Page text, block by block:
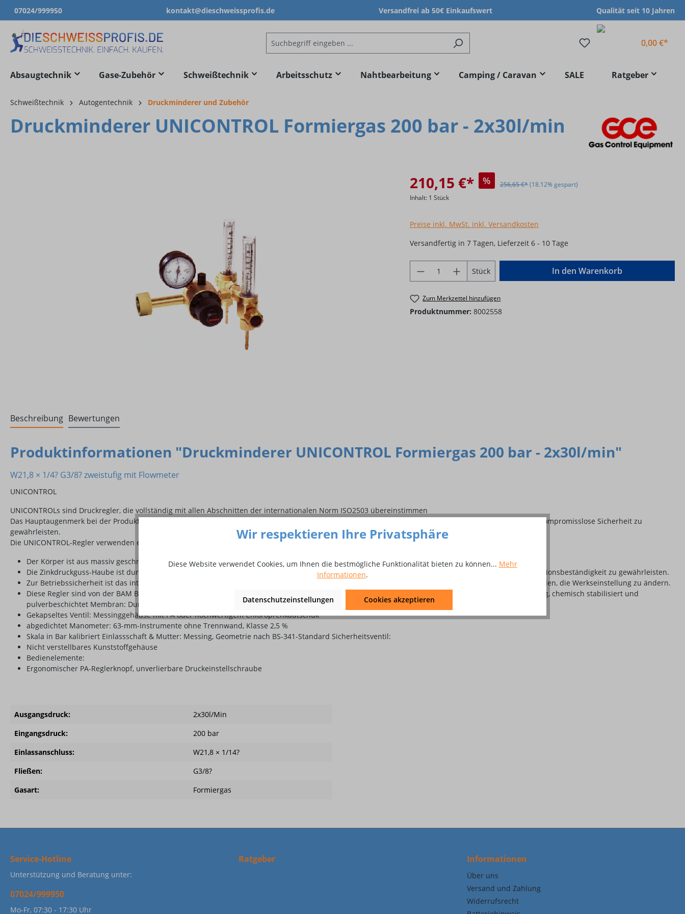
Zur Hauptnavigation springen
07024/999950 kontakt@dieschweissprofis.de Versandfrei ab 50€ Einkaufswert Qualität seit 10 Jahren
0,00 €*
Absaugtechnik Gase-Zubehör Schweißtechnik Arbeitsschutz Nahtbearbeitung Camping / Caravan SALE Ratgeber
Schweißtechnik Autogentechnik Druckminderer und Zubehör
Druckminderer UNICONTROL Formiergas 200 bar - 2x30l/min
210,15 €* % 256,65 €*(18.12% gespart)
Inhalt: 1 Stück
Preise inkl. MwSt. inkl. Versandkosten
Versandfertig in 7 Tagen, Lieferzeit 6 - 10 Tage
Produkt Anzahl: Gib den gewünschten Wert
Stück In den Warenkorb
Zum Merkzettel hinzufügen
Produktnummer: 8002558
Beschreibung Bewertungen
Produktinformationen "Druckminderer UNICONTROL Formiergas 200 bar - 2x30l/min"
W21,8 × 1/4? G3/8? zweistufig mit Flowmeter
UNICONTROL
UNICONTROLs sind Druckregler, die vollständig mit allen Abschnitten der internationalen Norm ISO2503 übereinstimmen
Das Hauptaugenmerk bei der Produktentwicklung und -herstellung lag darauf, hervorragende Leistung, Robustheit und Langlebigkeit zu bieten und seine kompromisslose Sicherheit zu
gewährleisten.
Die UNICONTROL-Regler verwenden ein filtergeschütztes, vollständig gekapseltes Ventil, das sich über mehrere Generationen von GCE-Reglern bewährt hat.
Der Körper ist aus massiv geschmiedetem, hochwertigem Messing, poliert und chemisch stabilisiert.
Die Zinkdruckguss-Haube ist durch eine zweischichtige Pulverlackierung geschützt, um selbst in sehr aggressiven Umgebungen eine garantierte Korrosionsbeständigkeit zu gewährleisten.
Zur Betriebssicherheit ist das integrierte Druckentlastungsventil auf der Rückseite des Gehäuses so konzipiert, dass Endbenutzer daran gehindert werden, die Werkseinstellung zu ändern.
Diese Regler sind von der BAM Berlin (Staatliche Prüfanstalt) unabhängig baumustergeprüft und zertifiziert.Motorhaube: Druckgegossene Zinklegierung, chemisch stabilisiert und
pulverbeschichtet Membran: Durchm. 55 mm gewebeverstärkter EPDM-Gummi
Gekapseltes Ventil: Messinggehäuse mit PA oder hochwertigem Chloroprenkautschuk
abgedichtet Manometer: 63-mm-Instrumente ohne Trennwand, Klasse 2,5 %
Skala in Bar kalibriert Einlassschaft & Mutter: Messing, Geometrie nach BS-341-Standard Sicherheitsventil:
Nicht verstellbares Kunststoffgehäuse
Bedienelemente:
Ergonomischer PA-Reglerknopf, unverlierbare Druckeinstellschraube
Ausgangsdruck:
2x30l/Min
Eingangsdruck:
200 bar
Einlassanschluss:
W21,8 × 1/14?
Fließen:
G3/8?
Gasart:
Formiergas
Service-Hotline
Unterstützung und Beratung unter:
07024/999950
Mo-Fr, 07:30 - 17:30 Uhr
Ratgeber Informationen
Über uns
Versand und Zahlung
Widerrufsrecht
Wir respektieren Ihre Privatsphäre
Diese Website verwendet Cookies, um Ihnen die bestmögliche Funktionalität bieten zu können... Mehr
Informationen.
Datenschutzeinstellungen Cookies akzeptieren